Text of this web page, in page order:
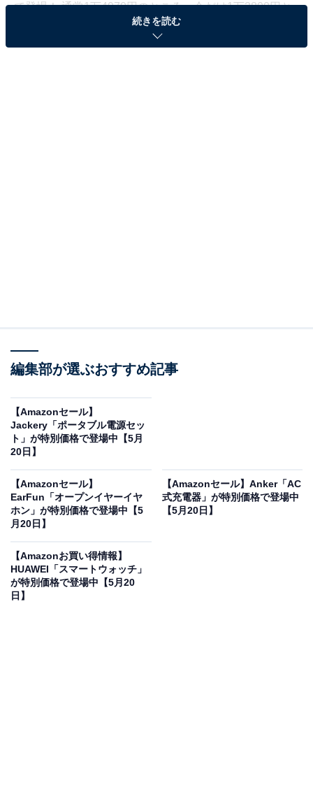
で登場！ 通常1万4970円のところ、今だけ1万3800円と
この記事の執筆者： All About ニュース お買
Amazonのセール商品から売れ筋ランキングまで、毎日のお買いも
のがもっと楽しく、もっとお得になる情報をお届け。編集部員によ
る独自レビューなど、ここでしか手に入らない情報も満載です。
※本記事で紹介している商品の購入やサービスの利用により、売上の一部が
オールアバウトに還元されることがあります。
日立の「コンベクション オーブントースター」
続きを読む
編集部が選ぶおすすめ記事
【Amazonセール】
Jackery「ポータブル電源セッ
ト」が特別価格で登場中【5月
20日】
【Amazonセール】
EarFun「オープンイヤーイヤ
ホン」が特別価格で登場中【5
月20日】
【Amazonセール】Anker「AC
式充電器」が特別価格で登場中
【5月20日】
【Amazonお買い得情報】
HUAWEI「スマートウォッチ」
が特別価格で登場中【5月20
日】